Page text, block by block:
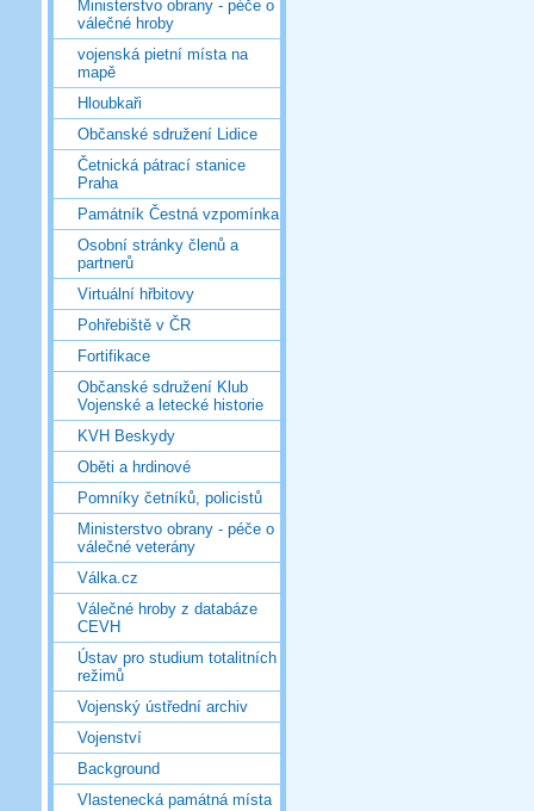
Ministerstvo obrany - péče o
válečné hroby
vojenská pietní místa na
mapě
Hloubkaři
Občanské sdružení Lidice
Četnická pátrací stanice
Praha
Památník Čestná vzpomínka
Osobní stránky členů a
partnerů
Virtuální hřbitovy
Pohřebiště v ČR
Fortifikace
Občanské sdružení Klub
Vojenské a letecké historie
KVH Beskydy
Oběti a hrdinové
Pomníky četníků, policistů
Ministerstvo obrany - péče o
válečné veterány
Válka.cz
Válečné hroby z databáze
CEVH
Ústav pro studium totalitních
režimů
Vojenský ústřední archiv
Vojenství
Background
Vlastenecká památná místa